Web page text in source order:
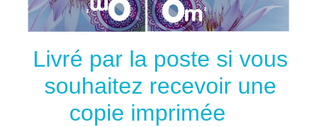
Livré par la poste si vous
souhaitez recevoir une
copie imprimée